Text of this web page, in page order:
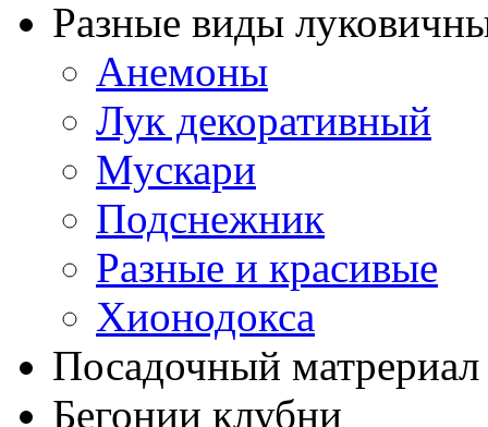
Разные виды
Анемоны
Лук декоративный
Мускари
Подснежник
Разные и красивые
Хионодокса
Посадочный матрериал
Бегонии клубни